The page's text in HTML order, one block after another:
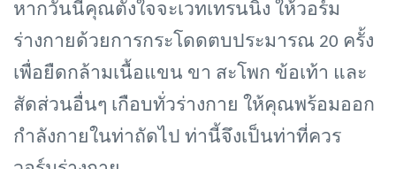
หากวันนี้คุณตั้งใจจะเวทเทรนนิ่ง ให้วอร์ม
ร่างกายด้วยการกระโดดตบประมารณ 20 ครั้ง
เพื่อยืดกล้ามเนื้อแขน ขา สะโพก ข้อเท้า และ
สัดส่วนอื่นๆ เกือบทั่วร่างกาย ให้คุณพร้อมออก
กำลังกายในท่าถัดไป ท่านี้จึงเป็นท่าที่ควร